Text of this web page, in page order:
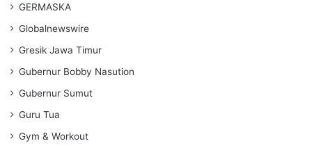
GERMASKA
Globalnewswire
Gresik Jawa Timur
Gubernur Bobby Nasution
Gubernur Sumut
Guru Tua
Gym & Workout